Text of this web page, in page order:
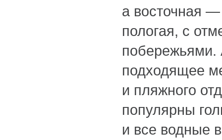
а восточная —
пологая, с
подходящее
и пляжного
популярны
и все водные